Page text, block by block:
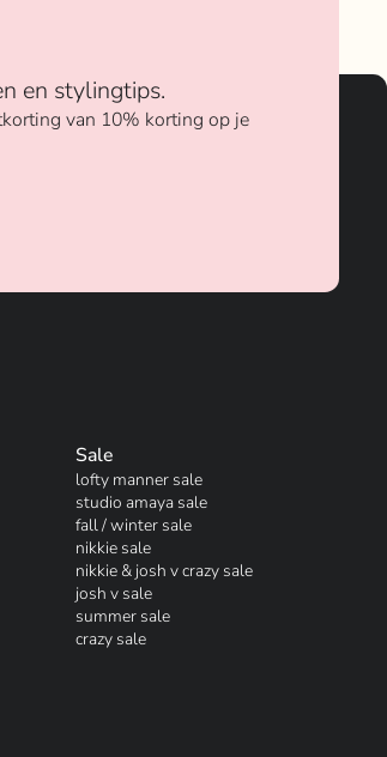
en stylingtips.
van 10% korting op je
Sale
lofty manner sale
studio amaya sale
fall / winter sale
nikkie sale
nikkie & josh v crazy sale
josh v sale
summer sale
crazy sale